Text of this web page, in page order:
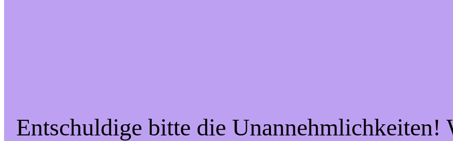
Entschuldige bitte die Unannehmlichkeiten!